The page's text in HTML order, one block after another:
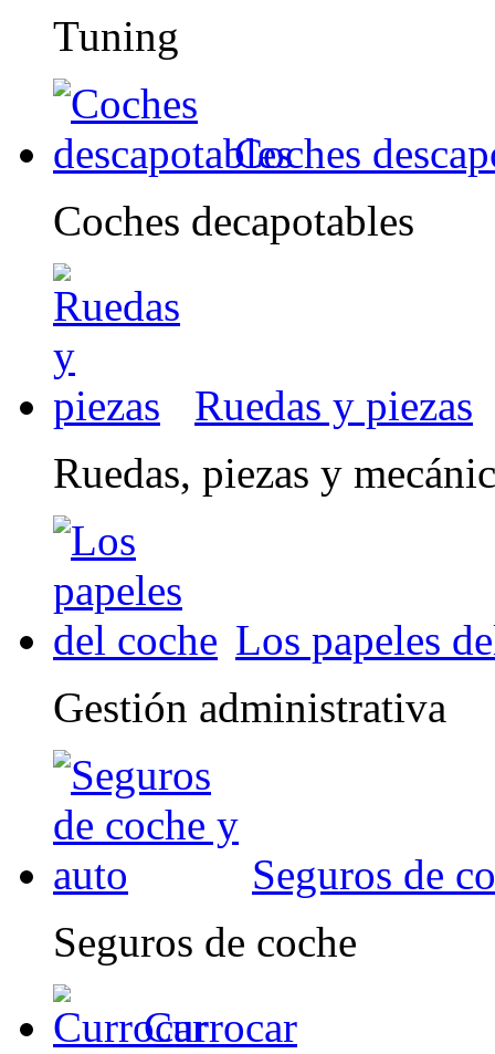
Tuning
Coches
Coches decapotables
Ruedas y piezas
Ruedas, piezas y
Los papeles
Gestión administrativa
Seguros de
Seguros de coche
Currocar